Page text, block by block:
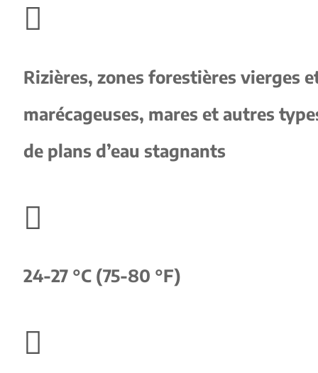

Rizières, zones forestières vierges
marécageuses, mares et autres
de plans d’eau stagnants

24-27 °C (75-80 °F)
